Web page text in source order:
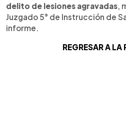
delito de lesiones agravadas,
Juzgado 5° de Instrucción de
informe.
REGRESAR A LA